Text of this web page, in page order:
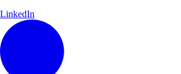
LinkedIn